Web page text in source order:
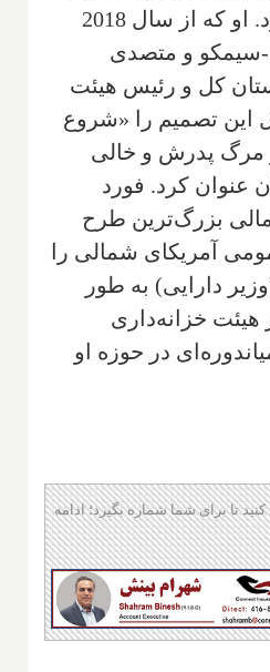
ژوئن اجرایی می‌شود. او که از سال 2018
سیمکو و متصدی
کل و رئیس هیئت
این تصمیم را «شروع
مرگ پدرش و خالی
عنوان کرد. فورد
مالی بزرگ‌ترین طرح
آمریکای شمالی را
دارایی) به طور
هیئت خزانه‌داری
در حوزه او
تا برای شما شماره بگیرد؛ ادامه